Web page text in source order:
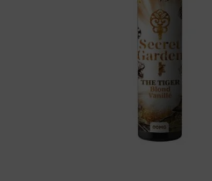
Arômes : classic blond, vanille.
Secret Garden. Disponible en